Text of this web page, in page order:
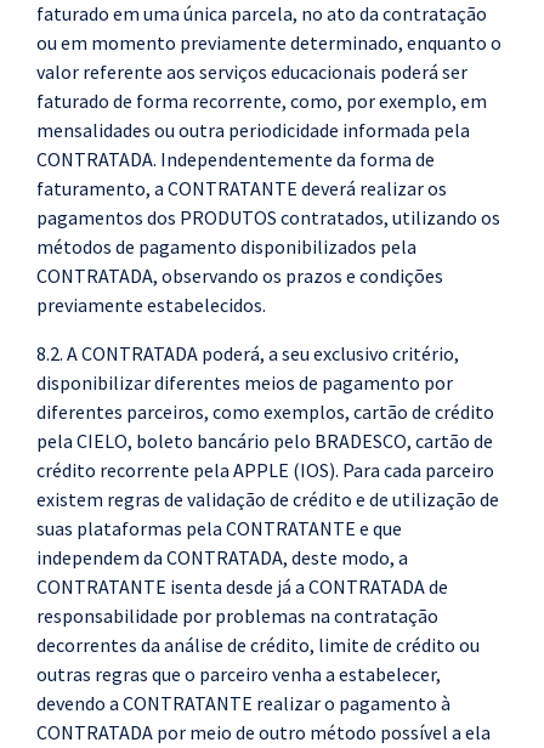
faturado em uma única parcela, no ato da contratação
ou em momento previamente determinado, enquanto o
valor referente aos serviços educacionais poderá ser
faturado de forma recorrente, como, por exemplo, em
mensalidades ou outra periodicidade informada pela
CONTRATADA. Independentemente da forma de
faturamento, a CONTRATANTE deverá realizar os
pagamentos dos PRODUTOS contratados, utilizando os
métodos de pagamento disponibilizados pela
CONTRATADA, observando os prazos e condições
previamente estabelecidos.
8.2. A CONTRATADA poderá, a seu exclusivo critério,
disponibilizar diferentes meios de pagamento por
diferentes parceiros, como exemplos, cartão de crédito
pela CIELO, boleto bancário pelo BRADESCO, cartão de
crédito recorrente pela APPLE (IOS). Para cada parceiro
existem regras de validação de crédito e de utilização de
suas plataformas pela CONTRATANTE e que
independem da CONTRATADA, deste modo, a
CONTRATANTE isenta desde já a CONTRATADA de
responsabilidade por problemas na contratação
decorrentes da análise de crédito, limite de crédito ou
outras regras que o parceiro venha a estabelecer,
devendo a CONTRATANTE realizar o pagamento à
CONTRATADA por meio de outro método possível a ela